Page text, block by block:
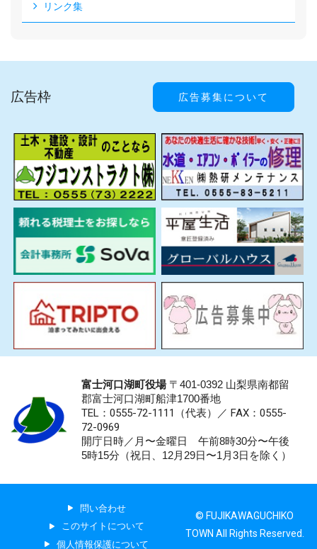
リンク集
広告枠 広告募集について
富士河口湖町役場〒401-0392 山梨県南都留
郡富士河口湖町船津1700番地
TEL：0555-72-1111 （代表）／ FAX：0555-
72-0969
開庁日時／月〜金曜日 午前8時30分〜午後
5時15分（祝日、12月29日〜1月3日を除く）
問い合わせ
このサイトについて
個人情報保護について
© FUJIKAWAGUCHIKO
TOWN All Rights Reserved.